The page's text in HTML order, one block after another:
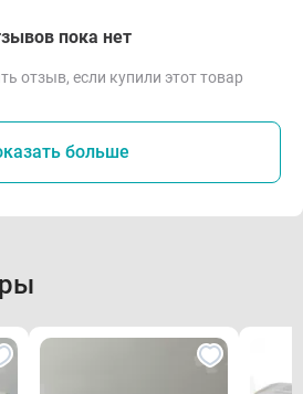
пока нет
отзыв, если купили этот товар
больше